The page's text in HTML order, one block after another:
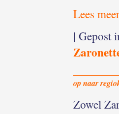
Lees
| Gepost
op naar
Zowel